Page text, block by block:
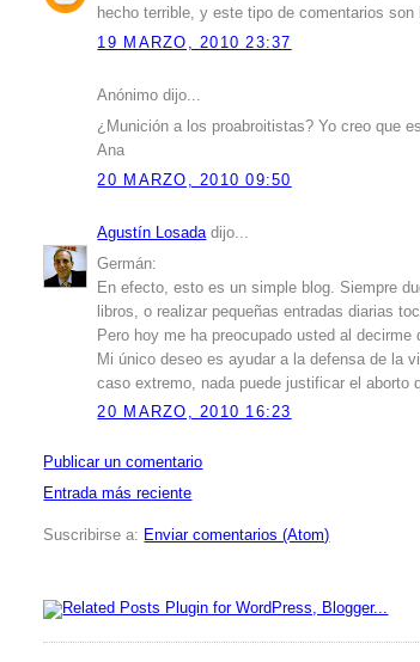
hecho terrible, y este tipo de comentarios
19 MARZO, 2010 23:37
Anónimo dijo...
¿Munición a los proabroitistas? Yo creo que
Ana
20 MARZO, 2010 09:50
Agustín Losadadijo...
Germán:
En efecto, esto es un simple blog. Siempre
libros, o realizar pequeñas entradas diarias
Pero hoy me ha preocupado usted al
Mi único deseo es ayudar a la defensa de la
caso extremo, nada puede justificar el aborto
20 MARZO, 2010 16:23
Publicar un comentario
Entrada más reciente
Suscribirse a: Enviar comentarios (Atom)